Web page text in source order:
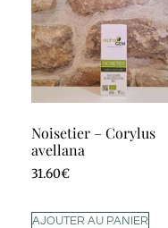
Noisetier – Corylus
avellana
31.60€
AJOUTER AU PANIER